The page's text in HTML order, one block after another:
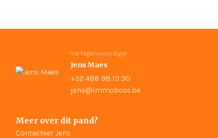
Vertegenwoordiger
Jens Maes
+32 488 98 13 30
jens@immoboss.be
Meer over dit pand?
Contacteer Jens